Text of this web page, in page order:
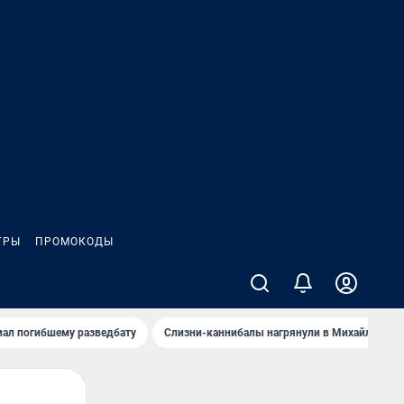
ПРОМОКОДЫ
погибшему разведбату Слизни-каннибалы нагрянули в Михайлов